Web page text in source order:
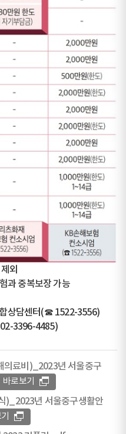
외
과 중복보장 가능
상담센터(☎ 1522-3556)
3396-4485)
의료비)_2023년 서울중구
바로보기
)_2023년 서울중구생활안